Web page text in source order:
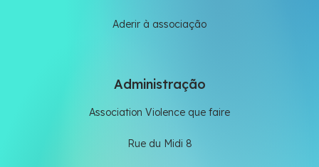
Aderir à associação
Administração
Association Violence que faire
Rue du Midi 8